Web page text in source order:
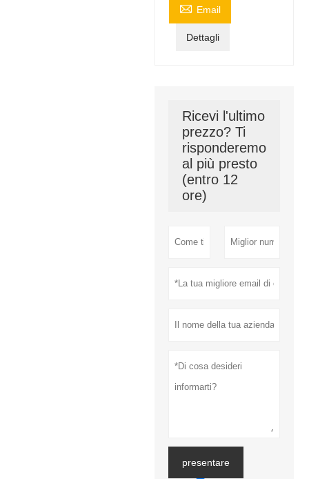
 Email
Dettagli
Ricevi l'ultimo
prezzo? Ti
risponderemo
al più presto
(entro 12
ore)
presentare